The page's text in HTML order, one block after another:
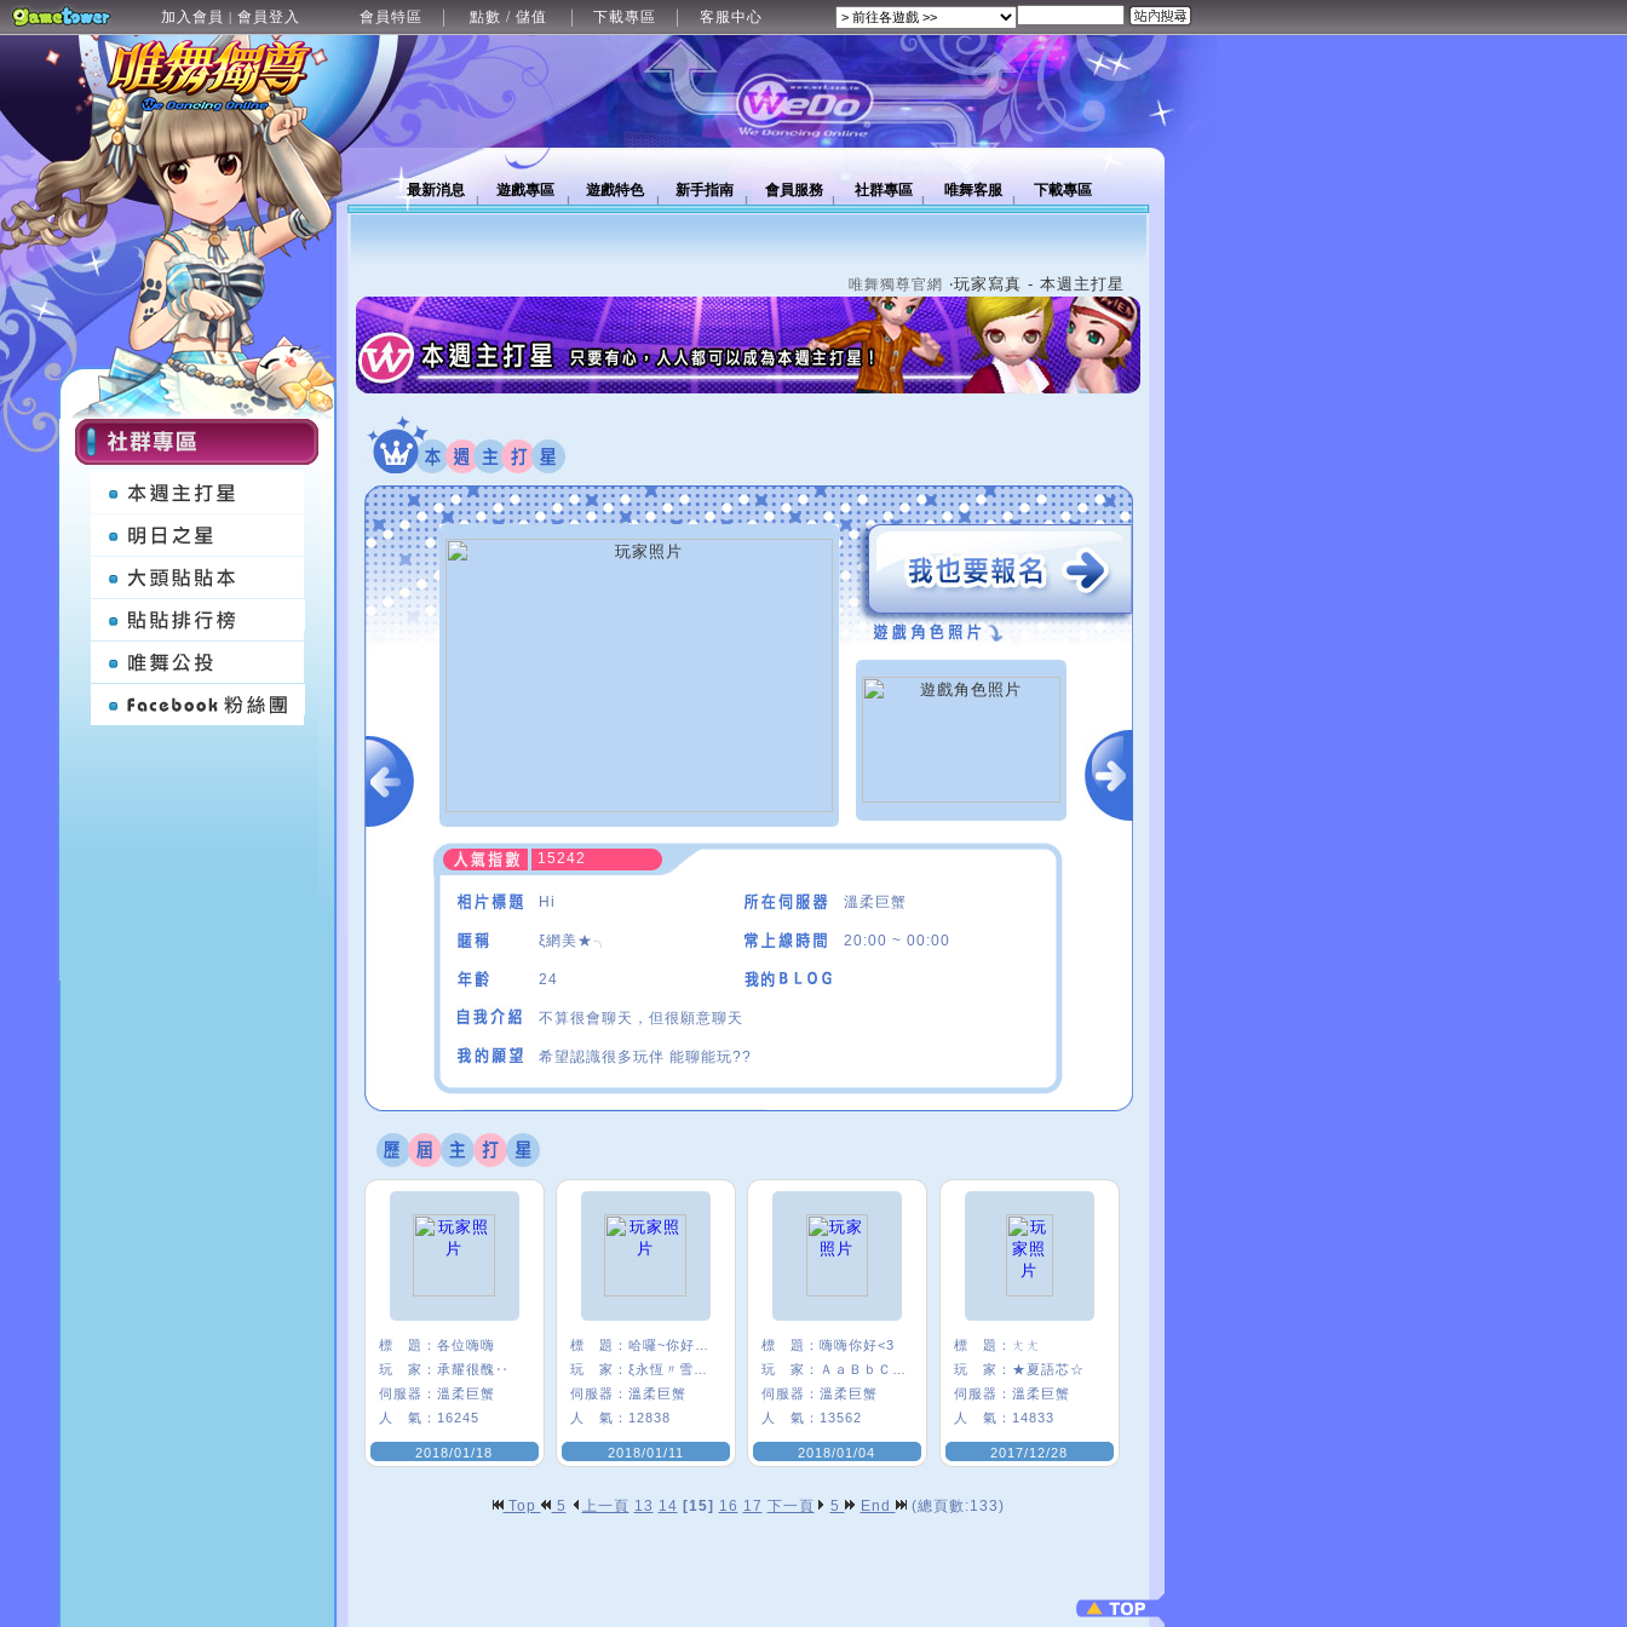
加入會員 | 會員登入 會員特區 點數 / 儲值 下載專區 客服中心
最新消息 遊戲專區 遊戲特色 新手指南 會員服務 社群專區 唯舞客服 下載專區
唯舞獨尊官網 ‧玩家寫真 - 本週主打星
15242
Hi 溫柔巨蟹
ξ網美★╮ 20:00 ~ 00:00
24
不算很會聊天，但很願意聊天
希望認識很多玩伴 能聊能玩??
標 題： 各位嗨嗨
玩 家： 承耀很醜‥
伺服器： 溫柔巨蟹
人 氣： 16245
2018/01/18
標 題：
玩 家：
伺服器： 溫柔巨蟹
人 氣： 12838
2018/01/11
標 題： 嗨嗨你好<3
玩 家：
伺服器： 溫柔巨蟹
人 氣： 13562
2018/01/04
標 題： ㄤㄤ
玩 家： ★夏語芯☆
伺服器： 溫柔巨蟹
人 氣： 14833
2017/12/28
Top 5 上一頁 13 14 [15] 16 17 下一頁 5 End (總頁數:133)